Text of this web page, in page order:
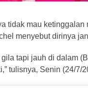
tidak mau
menyebut dirinya
tapi jauh di dalam
tulisnya, Senin (24/7/